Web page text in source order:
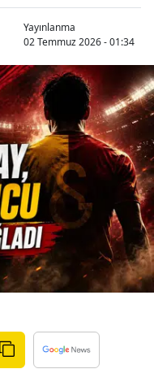
Yayınlanma
02 Temmuz 2026 - 01:34